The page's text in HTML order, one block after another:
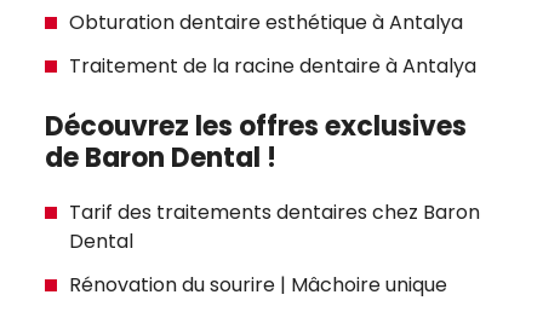
Obturation dentaire esthétique à Antalya
Traitement de la racine dentaire à Antalya
Découvrez les offres exclusives
de Baron Dental !
Tarif des traitements dentaires chez Baron
Dental
Rénovation du sourire | Mâchoire unique